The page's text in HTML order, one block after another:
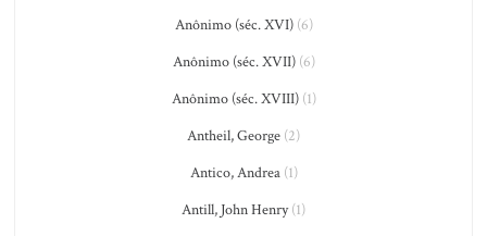
Anônimo (séc. XVI)(6)
Anônimo (séc. XVII)(6)
Anônimo (séc. XVIII)(1)
Antheil, George (2)
Antico, Andrea(1)
Antill, John Henry(1)